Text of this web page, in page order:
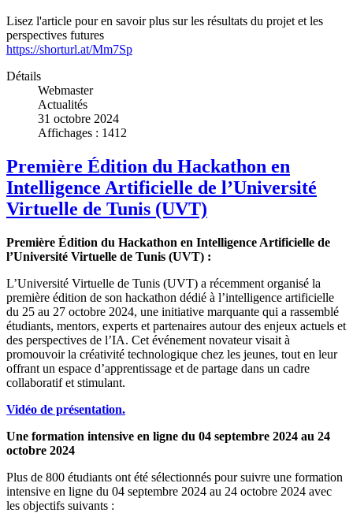
Lisez l'article pour en savoir plus sur les résultats du projet et les
perspectives futures
https://shorturl.at/Mm7Sp
Détails
Webmaster
Actualités
31 octobre 2024
Affichages : 1412
Première Édition du Hackathon en
Intelligence Artificielle de l’Université
Virtuelle de Tunis (UVT)
Première Édition du Hackathon en Intelligence Artificielle de
l’Université Virtuelle de Tunis (UVT) :
L’Université Virtuelle de Tunis (UVT) a récemment organisé la
première édition de son hackathon dédié à l’intelligence artificielle
du 25 au 27 octobre 2024, une initiative marquante qui a rassemblé
étudiants, mentors, experts et partenaires autour des enjeux actuels et
des perspectives de l’IA. Cet événement novateur visait à
promouvoir la créativité technologique chez les jeunes, tout en leur
offrant un espace d’apprentissage et de partage dans un cadre
collaboratif et stimulant.
Vidéo de présentation.
Une formation intensive en ligne du 04 septembre 2024 au 24
octobre 2024
Plus de 800 étudiants ont été sélectionnés pour suivre une formation
intensive en ligne du 04 septembre 2024 au 24 octobre 2024 avec
les objectifs suivants :